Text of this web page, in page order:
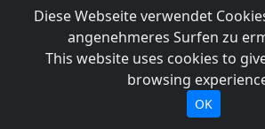
Diese Webseite verwendet
angenehmeres Surfen zu
This website uses cookies to
browsing
OK